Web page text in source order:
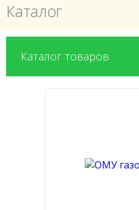
Каталог
Каталог товаров